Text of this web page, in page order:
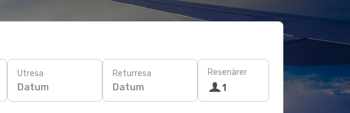
Utresa
Datum
Returresa
Datum
Resenärer
1